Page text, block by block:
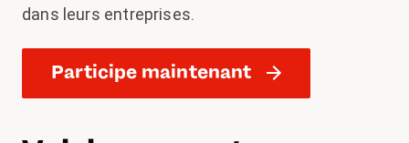
dans leurs entreprises.
Participe maintenant